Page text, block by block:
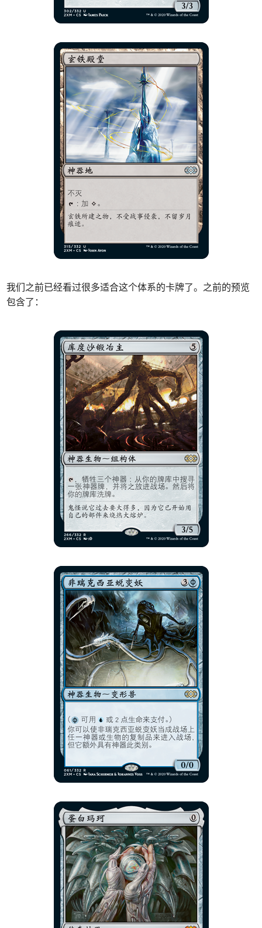
我们之前已经看过很多适合这个体系的卡牌了。之前的预览
包含了：